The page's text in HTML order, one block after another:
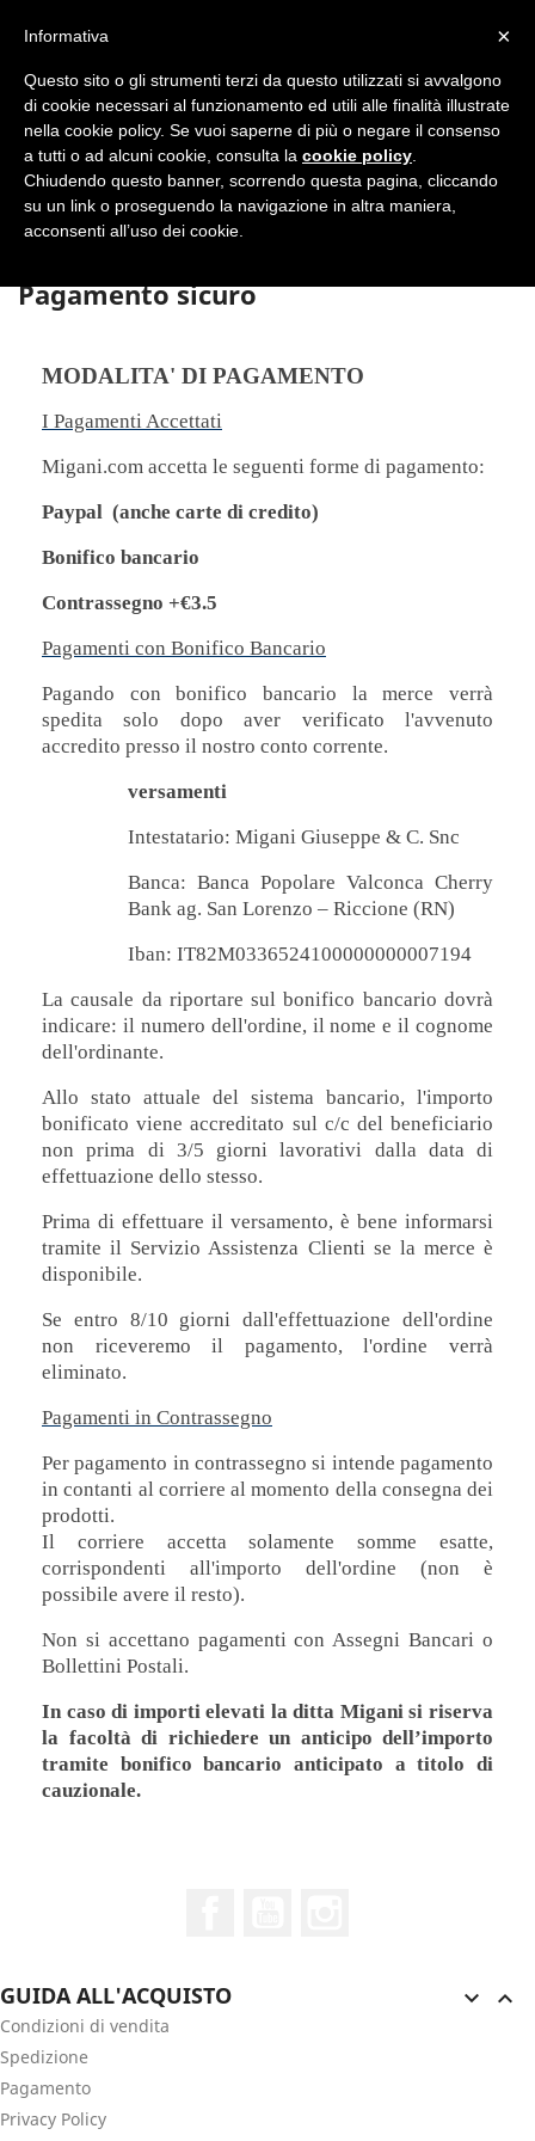
 shopping_cart
DAL 1977

MADE IN ITALY E UE
Pagamento sicuro
MODALITA' DI PAGAMENTO
I Pagamenti Accettati
Migani.com accetta le seguenti forme di pagamento:
Paypal (anche carte di credito)
Bonifico bancario
Contrassegno +€3.5
Pagamenti con Bonifico Bancario
Pagando con bonifico bancario la merce verrà
spedita solo dopo aver verificato l'avvenuto
accredito presso il nostro conto corrente.
versamenti
Intestatario: Migani Giuseppe & C. Snc
Banca: Banca Popolare Valconca Cherry
Bank ag. San Lorenzo – Riccione (RN)
Iban: IT82M0336524100000000007194
La causale da riportare sul bonifico bancario dovrà
indicare: il numero dell'ordine, il nome e il cognome
dell'ordinante.
Allo stato attuale del sistema bancario, l'importo
bonificato viene accreditato sul c/c del beneficiario
non prima di 3/5 giorni lavorativi dalla data di
effettuazione dello stesso.
Prima di effettuare il versamento, è bene informarsi
tramite il Servizio Assistenza Clienti se la merce è
disponibile.
Se entro 8/10 giorni dall'effettuazione dell'ordine
non riceveremo il pagamento, l'ordine verrà
eliminato.
Pagamenti in Contrassegno
Per pagamento in contrassegno si intende pagamento
in contanti al corriere al momento della consegna dei
prodotti.
Il corriere accetta solamente somme esatte,
corrispondenti all'importo dell'ordine (non è
possibile avere il resto).
Non si accettano pagamenti con Assegni Bancari o
Bollettini Postali.
In caso di importi elevati la ditta Migani si riserva
la facoltà di richiedere un anticipo dell’importo
tramite bonifico bancario anticipato a titolo di
cauzionale.
GUIDA ALL'ACQUISTO  
Condizioni di vendita
Spedizione
Pagamento
Privacy Policy
×
Informativa
Questo sito o gli strumenti terzi da questo utilizzati si avvalgono
di cookie necessari al funzionamento ed utili alle finalità illustrate
nella cookie policy. Se vuoi saperne di più o negare il consenso
a tutti o ad alcuni cookie, consulta la cookie policy
Chiudendo questo banner, scorrendo questa pagina, cliccando
su un link o proseguendo la navigazione in altra maniera,
acconsenti all’uso dei cookie.